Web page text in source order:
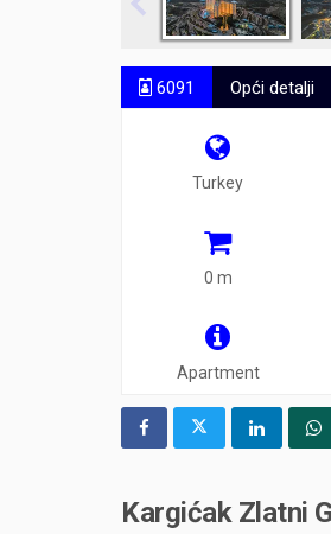
6091 Opći detalji
Turkey
0 m
Apartment
Kargićak Zlatni